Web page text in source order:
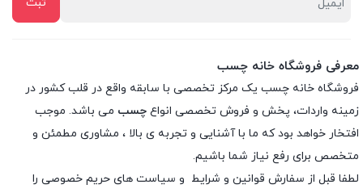
معرفی فروشگاه خانه چسب
فروشگاه خانه چسب یک مرکز تخصصی با سابقه واقع در قلب کشور در
زمینه واردات، پخش و فروش تخصصی انواع چسب می باشد. موجب
افتخار خواهد بود که ما با آشنایی و تجربه ی بالا ، مشاوری مطمئن و
متخصص برای رفع نیاز شما باشیم.
لطفا قبل از سفارش قوانین و شرایط و سیاست های حریم خصوصی را